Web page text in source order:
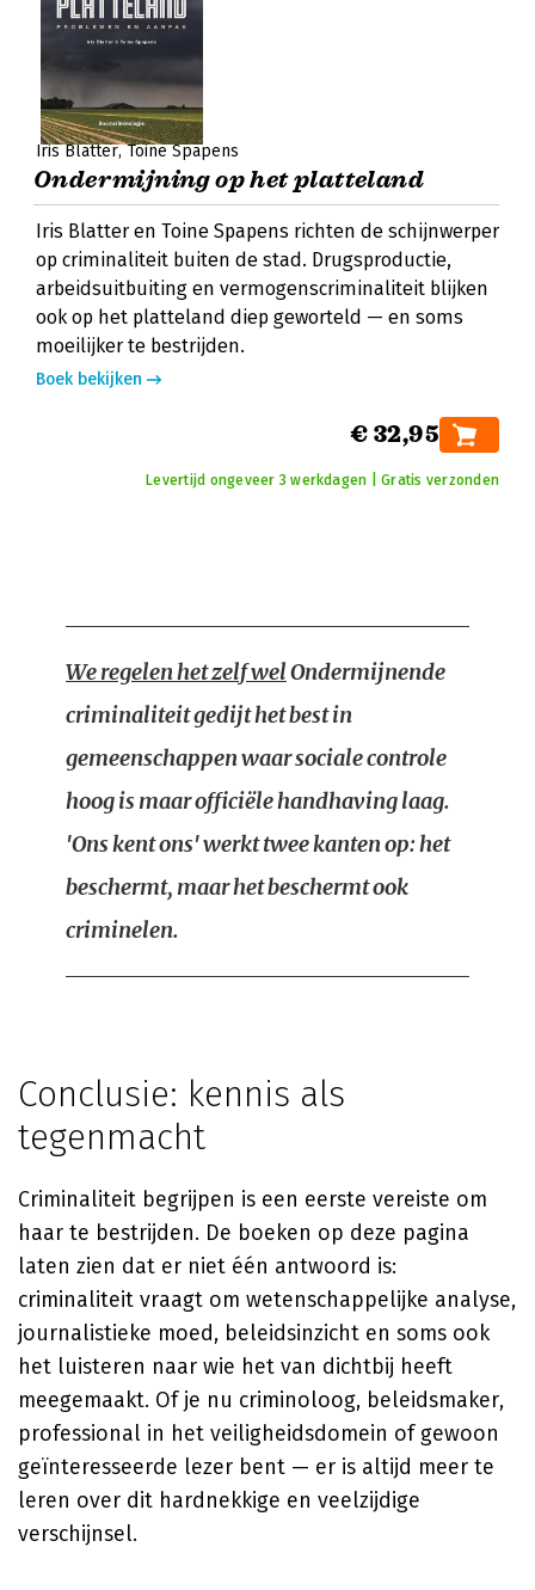
Iris Blatter Toine Spapens
Ondermijning op het platteland
Iris Blatter en Toine Spapens richten de schijnwerper
op criminaliteit buiten de stad. Drugsproductie,
arbeidsuitbuiting en vermogenscriminaliteit blijken
ook op het platteland diep geworteld — en soms
moeilijker te bestrijden.
Boek bekijken
€ 32,95
Levertijd ongeveer 3 werkdagen | Gratis verzonden
We regelen het zelf welOndermijnende
criminaliteit gedijt het best in
gemeenschappen waar sociale controle
hoog is maar officiële handhaving laag.
'Ons kent ons' werkt twee kanten op: het
beschermt, maar het beschermt ook
criminelen.
Conclusie: kennis als
tegenmacht
Criminaliteit begrijpen is een eerste vereiste om
haar te bestrijden. De boeken op deze pagina
laten zien dat er niet één antwoord is:
criminaliteit vraagt om wetenschappelijke analyse,
journalistieke moed, beleidsinzicht en soms ook
het luisteren naar wie het van dichtbij heeft
meegemaakt. Of je nu criminoloog, beleidsmaker,
professional in het veiligheidsdomein of gewoon
geïnteresseerde lezer bent — er is altijd meer te
leren over dit hardnekkige en veelzijdige
verschijnsel.